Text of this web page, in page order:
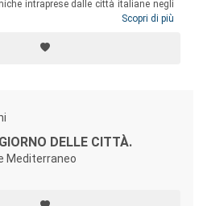
intraprese dalle città italiane negli
interrogano sulla natura dei processi
tensione verso consistenti processi di
dei “grandi eventi”.
Scopri di più
DELLE CITTÀ.
Mediterraneo